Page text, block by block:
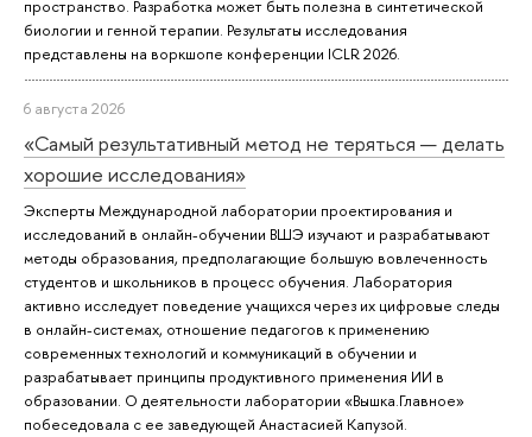
пространство. Разработка может быть полезна в синтетической
биологии и генной терапии. Результаты исследования
представлены на воркшопе конференции ICLR 2026.
6 августа 2026
«Самый результативный метод не теряться — делать
хорошие исследования»
Эксперты Международной лаборатории проектирования и
исследований в онлайн-обучении ВШЭ изучают и разрабатывают
методы образования, предполагающие большую вовлеченность
студентов и школьников в процесс обучения. Лаборатория
активно исследует поведение учащихся через их цифровые следы
в онлайн-системах, отношение педагогов к применению
современных технологий и коммуникаций в обучении и
разрабатывает принципы продуктивного применения ИИ в
образовании. О деятельности лаборатории «Вышка.Главное»
побеседовала с ее заведующей Анастасией Капузой.